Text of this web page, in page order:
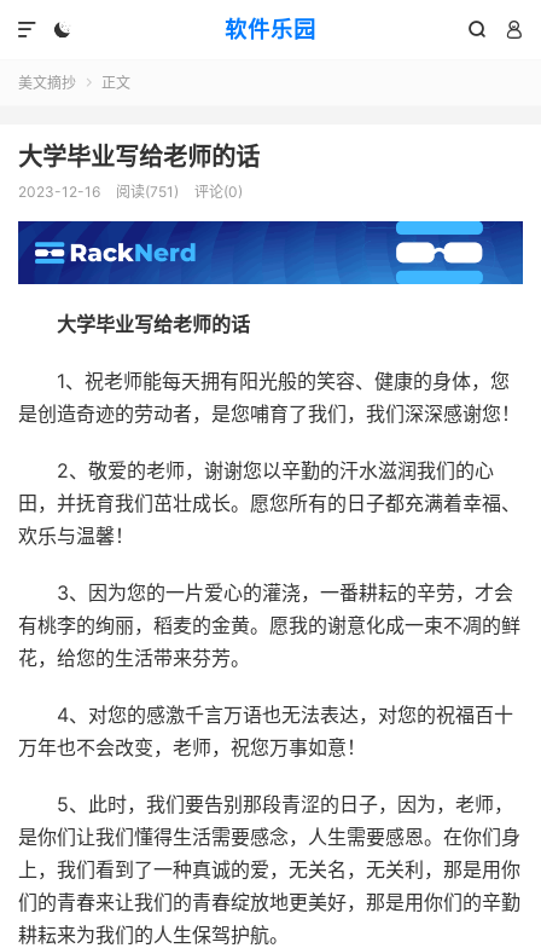
软件乐园 
 

美文摘抄  正文
大学毕业写给老师的话
2023-12-16 阅读(751) 评论(0)
大学毕业写给老师的话
1、祝老师能每天拥有阳光般的笑容、健康的身体，您
是创造奇迹的劳动者，是您哺育了我们，我们深深感谢您！
2、敬爱的老师，谢谢您以辛勤的汗水滋润我们的心
田，并抚育我们茁壮成长。愿您所有的日子都充满着幸福、
欢乐与温馨！
3、因为您的一片爱心的灌浇，一番耕耘的辛劳，才会
有桃李的绚丽，稻麦的金黄。愿我的谢意化成一束不凋的鲜
花，给您的生活带来芬芳。
4、对您的感激千言万语也无法表达，对您的祝福百十
万年也不会改变，老师，祝您万事如意！
5、此时，我们要告别那段青涩的日子，因为，老师，
是你们让我们懂得生活需要感念，人生需要感恩。在你们身
上，我们看到了一种真诚的爱，无关名，无关利，那是用你
们的青春来让我们的青春绽放地更美好，那是用你们的辛勤
耕耘来为我们的人生保驾护航。